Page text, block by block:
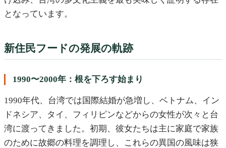
となっています。
新住民フードの発展の軌跡
1990〜2000年：根を下ろす始まり
1990年代、台湾では国際結婚が急増し、ベトナム、イン
ドネシア、タイ、フィリピンなどからの女性が次々と台
湾に渡ってきました。初期、彼女たちは主に家庭で家族
のために故郷の料理を調理し、これらの異国の風味は狭